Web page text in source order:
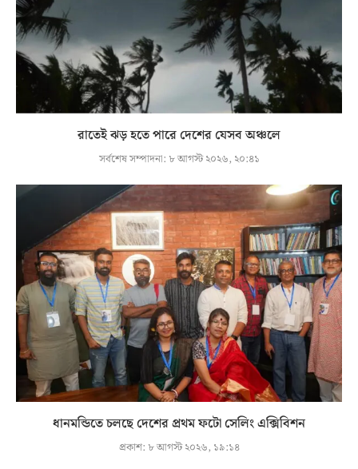
রাতেই ঝড় হতে পারে দেশের যেসব অঞ্চলে
সর্বশেষ সম্পাদনা: ৮ আগস্ট ২০২৬, ২০:৪১
ধানমন্ডিতে চলছে দেশের প্রথম ফটো সেলিং এক্সিবিশন
প্রকাশ: ৮ আগস্ট ২০২৬, ১৯:১৪